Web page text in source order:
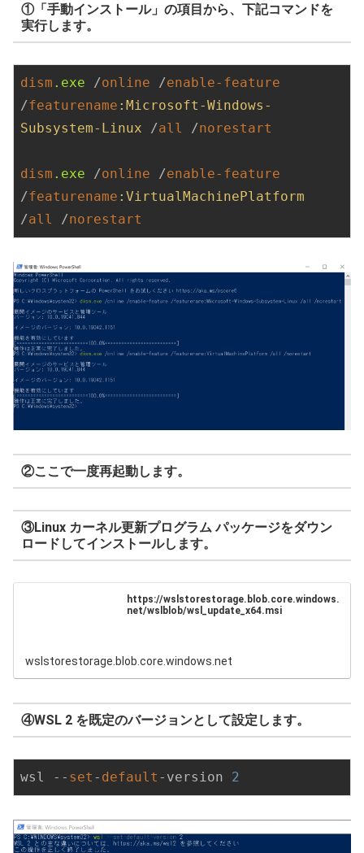
①「手動インストール」の項目から、下記コマンドを
実行します。
dism .exe /online /enable-feature
/featurename :Microsoft-Windows-
Subsystem-Linux /all /norestart
dism .exe /online /enable-feature
/featurename :VirtualMachinePlatform
/all /norestart
②ここで一度再起動します。
③Linux カーネル更新プログラム パッケージをダウン
ロードしてインストールします。
https://wslstorestorage.blob.core.windows.
net/wslblob/wsl_update_x64.msi
wslstorestorage.blob.core.windows.net
④WSL 2 を既定のバージョンとして設定します。
wsl -- set - default -version 2